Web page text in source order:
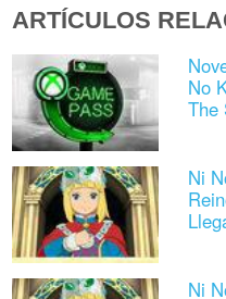
ARTÍCULOS
No
The
Ni
Ni